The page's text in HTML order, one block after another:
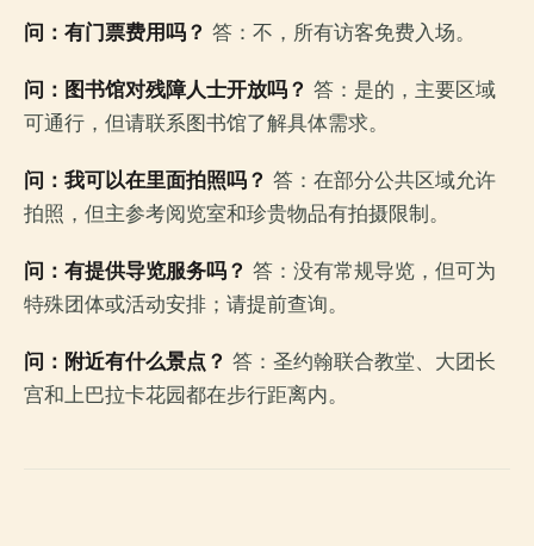
问：有门票费用吗？ 答：不，所有访客免费入场。
问：图书馆对残障人士开放吗？ 答：是的，主要区域
可通行，但请联系图书馆了解具体需求。
问：我可以在里面拍照吗？ 答：在部分公共区域允许
拍照，但主参考阅览室和珍贵物品有拍摄限制。
问：有提供导览服务吗？ 答：没有常规导览，但可为
特殊团体或活动安排；请提前查询。
问：附近有什么景点？ 答：圣约翰联合教堂、大团长
宫和上巴拉卡花园都在步行距离内。